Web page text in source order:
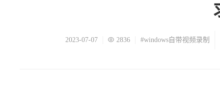
2023-07-07 2836 #windows自带视频录制